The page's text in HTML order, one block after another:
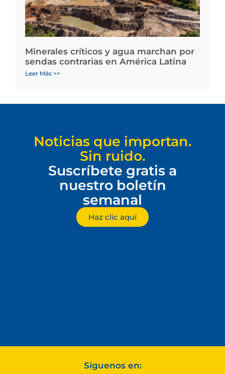
Minerales críticos y agua marchan por
sendas contrarias en América Latina
Leer Más >>
Noticias que importan.
Sin ruido.
Suscríbete gratis a
nuestro boletín
semanal
Haz clic aquí
Síguenos en: